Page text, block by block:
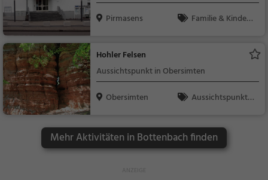
Pirmasens
Familie & Kinder,
Hohler Felsen
Aussichtspunkt in Obersimten
Obersimten
Aussichtspunkt, F
r
Mehr Aktivitäten in Bottenbach finden